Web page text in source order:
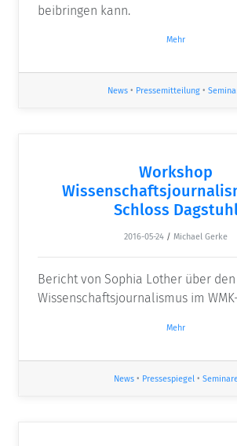
beibringen kann.
Mehr
News • Pressemitteilung •
Workshop
Schloss
2016-05-24 / Michael Gerke
Bericht von Sophia Lother über
Wissenschaftsjournalismus im
Mehr
News• Pressespiegel•